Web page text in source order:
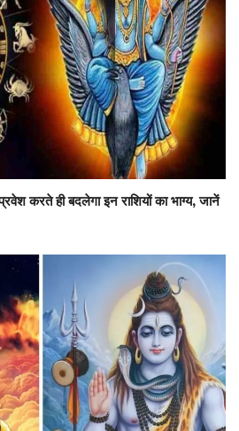
करते ही बदलेगा इन राशियों का भाग्य, जानें